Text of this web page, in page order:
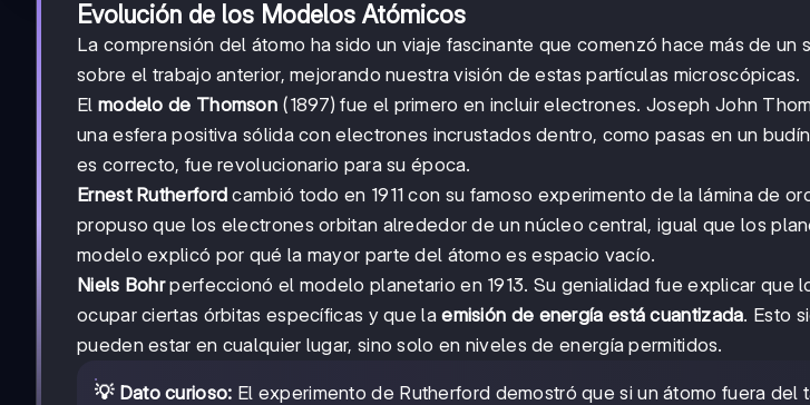
Evolución de los Modelos Atómicos
La comprensión del átomo ha sido un viaje fascinante que comenzó hace más de un
sobre el trabajo anterior, mejorando nuestra visión de estas partículas microscópicas.
El modelo de Thomson (1897) fue el primero en incluir electrones. Joseph John
una esfera positiva sólida con electrones incrustados dentro, como pasas en un
es correcto, fue revolucionario para su época.
Ernest Rutherford cambió todo en 1911 con su famoso experimento de la lámina de
propuso que los electrones orbitan alrededor de un núcleo central, igual que los
modelo explicó por qué la mayor parte del átomo es espacio vacío.
Niels Bohrperfeccionó el modelo planetario en 1913. Su genialidad fue explicar que
ocupar ciertas órbitas específicas y que laemisión de energía está cuantizada. Esto
pueden estar en cualquier lugar, sino solo en niveles de energía permitidos.
💡 Dato curioso: El experimento de Rutherford demostró que si un átomo fuera del